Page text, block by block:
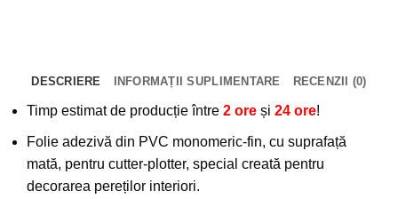
DESCRIERE INFORMAȚII SUPLIMENTARE RECENZII (0)
Timp estimat de producție între 2 ore și 24 ore!
Folie adezivă din PVC monomeric-fin, cu suprafață
mată, pentru cutter-plotter, special creată pentru
decorarea pereților interiori.